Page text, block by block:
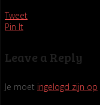
Tweet
Pin It
Leave a Reply
Je moet ingelogd zijn op